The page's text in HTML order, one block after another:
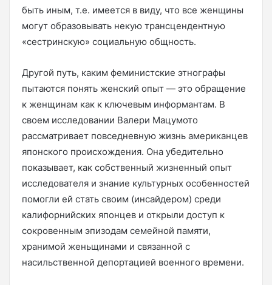
быть иным, т.е. имеется в виду, что все женщины
могут образовывать некую трансцендентную
«сестринскую» социальную общность.
Другой путь, каким феминистские этнографы
пытаются понять женский опыт — это обращение
к женщинам как к ключевым информантам. В
своем исследовании Валери Мацумото
рассматривает повседневную жизнь американцев
японского происхождения. Она убедительно
показывает, как собственный жизненный опыт
исследователя и знание культурных особенностей
помогли ей стать своим (инсайдером) среди
калифорнийских японцев и открыли доступ к
сокровенным эпизодам семейной памяти,
хранимой женьщинами и связанной с
насильственной депортацией военного времени.